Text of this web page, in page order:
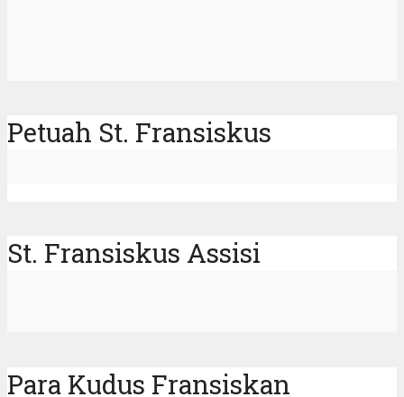
Petuah St. Fransiskus
St. Fransiskus Assisi
Para Kudus Fransiskan